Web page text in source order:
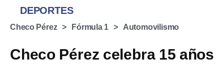
DEPORTES
Checo Pérez Fórmula 1 Automovilismo
Checo Pérez celebra 15 años